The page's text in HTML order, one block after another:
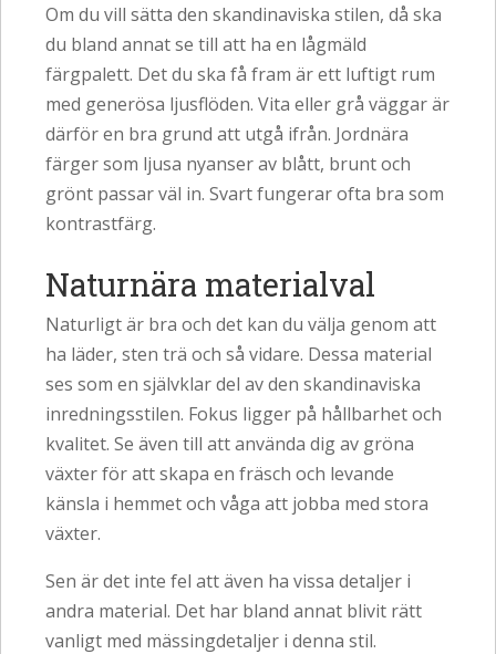
Om du vill sätta den skandinaviska stilen, då ska
du bland annat se till att ha en lågmäld
färgpalett. Det du ska få fram är ett luftigt rum
med generösa ljusflöden. Vita eller grå väggar är
därför en bra grund att utgå ifrån. Jordnära
färger som ljusa nyanser av blått, brunt och
grönt passar väl in. Svart fungerar ofta bra som
kontrastfärg.
Naturnära materialval
Naturligt är bra och det kan du välja genom att
ha läder, sten trä och så vidare. Dessa material
ses som en självklar del av den skandinaviska
inredningsstilen. Fokus ligger på hållbarhet och
kvalitet. Se även till att använda dig av gröna
växter för att skapa en fräsch och levande
känsla i hemmet och våga att jobba med stora
växter.
Sen är det inte fel att även ha vissa detaljer i
andra material. Det har bland annat blivit rätt
vanligt med mässingdetaljer i denna stil.